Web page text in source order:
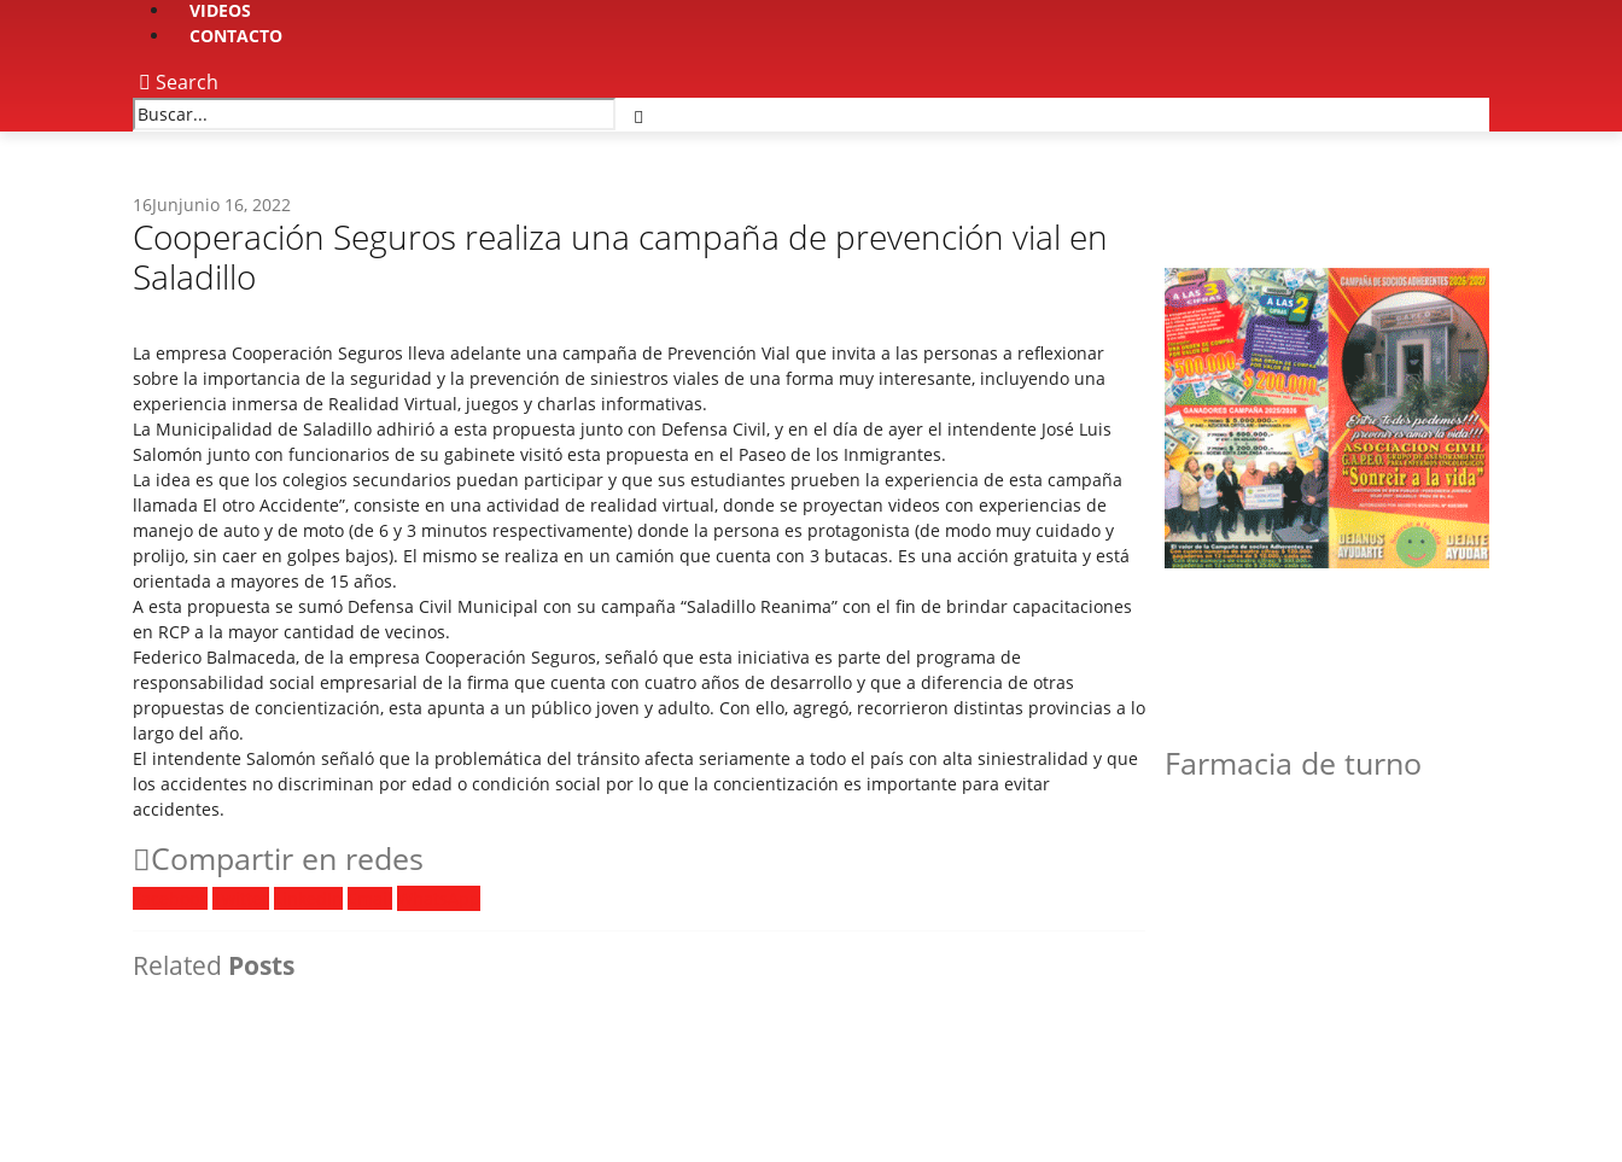
VIDEOS
CONTACTO
Search
16Junjunio 16, 2022
Cooperación Seguros realiza una campaña de prevención vial en
Saladillo
La empresa Cooperación Seguros lleva adelante una campaña de Prevención Vial que invita a las personas a reflexionar
sobre la importancia de la seguridad y la prevención de siniestros viales de una forma muy interesante, incluyendo una
experiencia inmersa de Realidad Virtual, juegos y charlas informativas.
La Municipalidad de Saladillo adhirió a esta propuesta junto con Defensa Civil, y en el día de ayer el intendente José Luis
Salomón junto con funcionarios de su gabinete visitó esta propuesta en el Paseo de los Inmigrantes.
La idea es que los colegios secundarios puedan participar y que sus estudiantes prueben la experiencia de esta campaña
llamada El otro Accidente”, consiste en una actividad de realidad virtual, donde se proyectan videos con experiencias de
manejo de auto y de moto (de 6 y 3 minutos respectivamente) donde la persona es protagonista (de modo muy cuidado y
prolijo, sin caer en golpes bajos). El mismo se realiza en un camión que cuenta con 3 butacas. Es una acción gratuita y está
orientada a mayores de 15 años.
A esta propuesta se sumó Defensa Civil Municipal con su campaña “Saladillo Reanima” con el fin de brindar capacitaciones
en RCP a la mayor cantidad de vecinos.
Federico Balmaceda, de la empresa Cooperación Seguros, señaló que esta iniciativa es parte del programa de
responsabilidad social empresarial de la firma que cuenta con cuatro años de desarrollo y que a diferencia de otras
propuestas de concientización, esta apunta a un público joven y adulto. Con ello, agregó, recorrieron distintas provincias a lo
largo del año.
El intendente Salomón señaló que la problemática del tránsito afecta seriamente a todo el país con alta siniestralidad y que
los accidentes no discriminan por edad o condición social por lo que la concientización es importante para evitar
accidentes.
Compartir en redes
Related Posts
Farmacia de turno